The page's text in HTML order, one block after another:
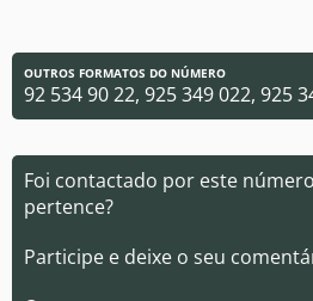
OUTROS FORMATOS DO NÚMERO
92 534 90 22, 925 349 022, 925
Foi contactado por este
pertence?
Participe e deixe o seu